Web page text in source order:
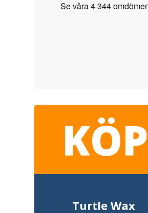
KÖP
Turtle Wax